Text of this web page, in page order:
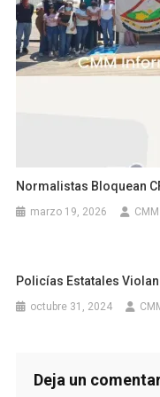
Normalistas Bloquean
marzo 19, 2026 CMM
Policías Estatales
octubre 31, 2024
Deja un